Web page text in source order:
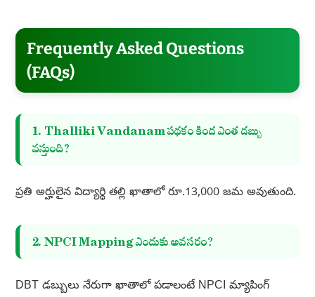
Frequently Asked Questions
(FAQs)
1. Thalliki Vandanam పథకం కింద ఎంత డబ్బు
వస్తుంది?
ప్రతి అర్హులైన విద్యార్థి తల్లి ఖాతాలో రూ.13,000 జమ అవుతుంది.
2. NPCI Mapping ఎందుకు అవసరం?
DBT డబ్బులు నేరుగా ఖాతాలో పడాలంటే NPCI మ్యాపింగ్